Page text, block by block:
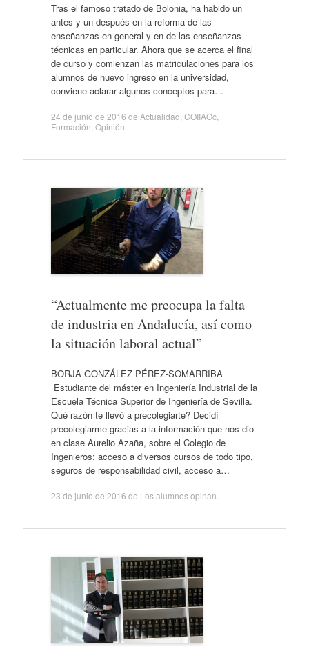
Tras el famoso tratado de Bolonia, ha habido un
antes y un después en la reforma de las
enseñanzas en general y en de las enseñanzas
técnicas en particular. Ahora que se acerca el final
de curso y comienzan las matriculaciones para los
alumnos de nuevo ingreso en la universidad,
conviene aclarar algunos conceptos para…
24 de junio de 2016 de Actualidad COIIAOc,
Formación Opinión
“Actualmente me preocupa la falta
de industria en Andalucía, así como
la situación laboral actual”
BORJA GONZÁLEZ PÉREZ-SOMARRIBA
Estudiante del máster en Ingeniería Industrial de la
Escuela Técnica Superior de Ingeniería de Sevilla.
Qué razón te llevó a precolegiarte? Decidí
precolegiarme gracias a la información que nos dio
en clase Aurelio Azaña, sobre el Colegio de
Ingenieros: acceso a diversos cursos de todo tipo,
seguros de responsabilidad civil, acceso a…
23 de junio de 2016 de Los alumnos opinan